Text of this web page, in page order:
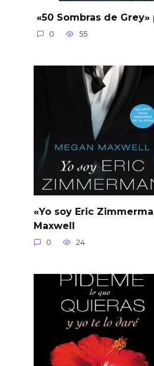
«50 Sombras de Grey»
0 55
«Yo soy Eric
Maxwell
0 24